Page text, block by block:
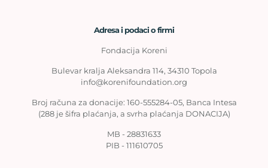
Adresa i podaci o firmi
Fondacija Koreni
Bulevar kralja Aleksandra 114, 34310 Topola
info@korenifoundation.org
Broj računa za donacije: 160-555284-05, Banca Intesa
(288 je šifra plaćanja, a svrha plaćanja DONACIJA)
MB - 28831633
PIB - 111610705